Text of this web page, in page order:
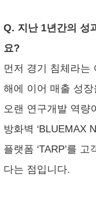
Q. 지난 1년간의 성
요?
먼저 경기 침체라는
해에 이어 매출 성
오랜 연구개발 역량
방화벽 ‘BLUEMAX
플랫폼 ‘TARP’를
다는 점입니다.